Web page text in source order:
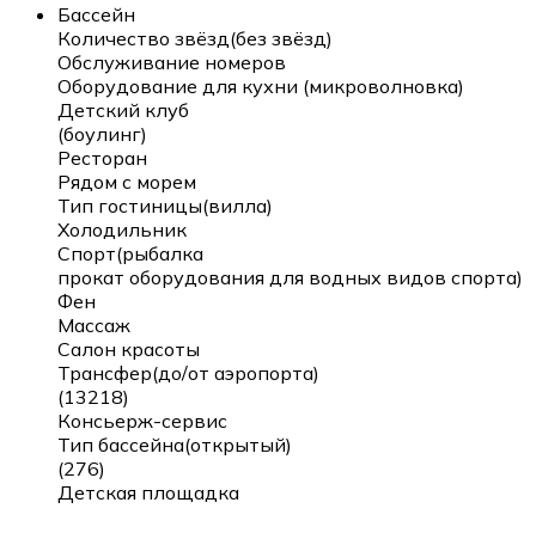
Бассейн
Количество звёзд(без звёзд)
Обслуживание номеров
Оборудование для кухни (микроволновка)
Детский клуб
(боулинг)
Ресторан
Рядом с морем
Тип гостиницы(вилла)
Холодильник
Спорт(рыбалка
прокат оборудования для водных видов спорта)
Фен
Массаж
Салон красоты
Трансфер(до/от аэропорта)
(13218)
Консьерж-сервис
Тип бассейна(открытый)
(276)
Детская площадка